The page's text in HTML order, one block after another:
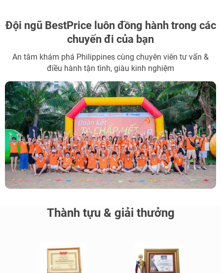
Đội ngũ BestPrice luôn đồng hành trong các
chuyến đi của bạn
An tâm khám phá Philippines cùng chuyên viên tư vấn &
điều hành tận tình, giàu kinh nghiệm
Thành tựu & giải thưởng